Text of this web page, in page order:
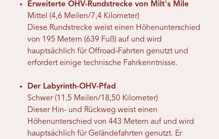
Erweiterte OHV-Rundstrecke von Milt's Mile
Mittel (4,6 Meilen/7,4 Kilometer)
Diese Rundstrecke weist einen Höhenunterschied
von 195 Metern (639 Fuß) auf und wird
hauptsächlich für Offroad-Fahrten genutzt und
erfordert einige technische Fahrkenntnisse.
Der Labyrinth-OHV-Pfad
Schwer (11,5 Meilen/18,50 Kilometer)
Dieser Hin- und Rückweg weist einen
Höhenunterschied von 443 Metern auf und wird
hauptsächlich für Geländefahrten genutzt. Er